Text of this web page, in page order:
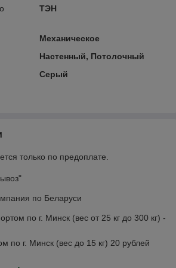
ТЭН
Механическое
Настенный, Потолочный
Серый
только по предоплате.
по Беларуси
по г. Минск (вес от 25 кг до 300 кг) -
по г. Минск (вес до 15 кг) 20 рублей